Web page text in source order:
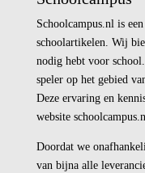
Schoolcampus.nl is
schoolartikelen. Wij
nodig hebt voor
speler op het gebied
Deze ervaring en
website
Doordat we
van bijna alle